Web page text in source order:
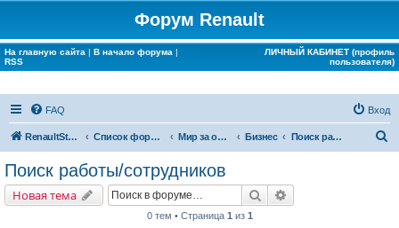
Форум Renault
На главную сайта | В начало форума |
RSS
ЛИЧНЫЙ КАБИНЕТ (профиль
пользователя)
FAQ Вход
RenaultStory Список форумов Мир за окном Renault Бизнес Поиск работы/сотрудников
Поиск работы/сотрудников
Новая тема Поиск
0 тем • Страница 1 из 1